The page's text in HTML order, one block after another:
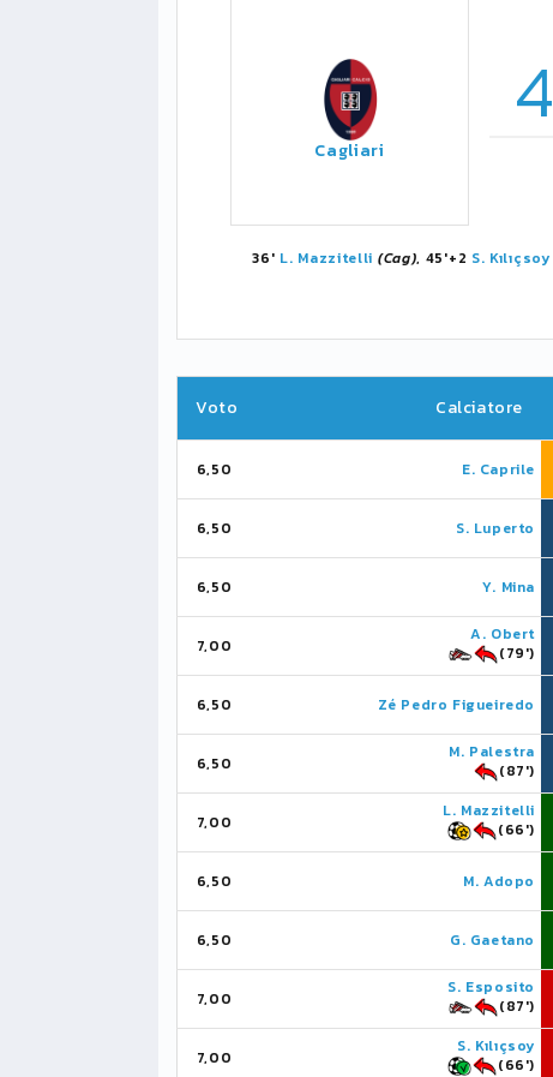
Cagliari
4
36' L. Mazzitelli (Cag), 45'+2 S. Kılıçsoy
Voto Calciatore
6,50 E. Caprile
6,50 S. Luperto
6,50 Y. Mina
7,00
A. Obert
(79')
6,50 Zé Pedro Figueiredo
6,50
M. Palestra
(87')
7,00
L. Mazzitelli
(66')
6,50 M. Adopo
6,50 G. Gaetano
7,00
S. Esposito
(87')
7,00
S. Kılıçsoy
(66')